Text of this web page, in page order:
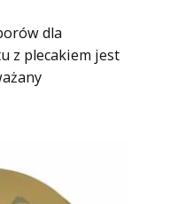
dla
z plecakiem jest